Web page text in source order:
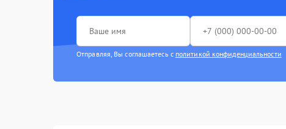
Отправляя, Вы соглашаетесь с политикой конфиденциальности